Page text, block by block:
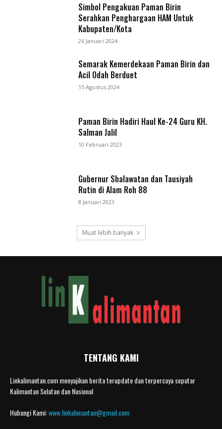
Simbol Pengakuan Paman Birin
Serahkan Penghargaan HAM Untuk
Kabupaten/Kota
26 Januari 2024
Semarak Kemerdekaan Paman Birin dan
Acil Odah Berduet
15 Agustus 2024
Paman Birin Hadiri Haul Ke-24 Guru KH.
Salman Jalil
10 Februari 2023
Gubernur Shalawatan dan Tausiyah
Rutin di Alam Roh 88
8 Januari 2023
Muat lebih banyak
TENTANG KAMI
Linkalimantan.com menyajikan berita terupdate dan terpercaya seputar
Kalimantan Selatan dan Nasional
Hubungi Kami:www.linkalimantan@gmail.com